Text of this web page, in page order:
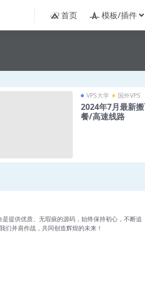
首页 模板/插件
VPS大学 国外VPS
2024年7月最新
餐/高速线路
是提供优质、无瑕疵的源码，始终保持初心，不断追
们并肩作战，共同创造辉煌的未来！